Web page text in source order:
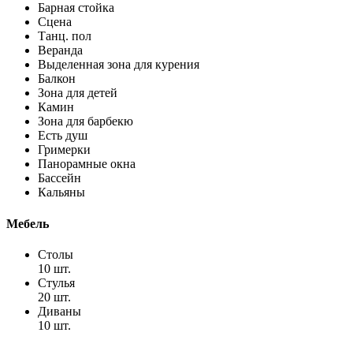
Барная стойка
Сцена
Танц. пол
Веранда
Выделенная зона для курения
Балкон
Зона для детей
Камин
Зона для барбекю
Есть душ
Гримерки
Панорамные окна
Бассейн
Кальяны
Мебель
Столы
10 шт.
Стулья
20 шт.
Диваны
10 шт.